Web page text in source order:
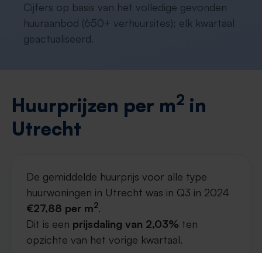
Cijfers op basis van het volledige gevonden
huuraanbod (650+ verhuursites); elk kwartaal
geactualiseerd.
Huurprijzen per m2 in
Utrecht
De gemiddelde huurprijs voor alle type
huurwoningen in Utrecht was in Q3 in 2024
€27,88 per m2.
Dit is een prijsdaling van 2,03% ten
opzichte van het vorige kwartaal.